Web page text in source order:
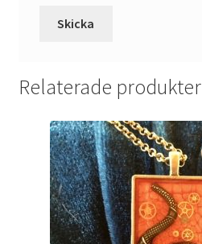
Relaterade produkter